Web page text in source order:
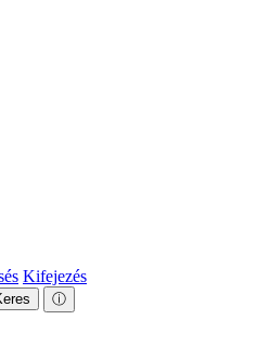
Kifejezés
ⓘ